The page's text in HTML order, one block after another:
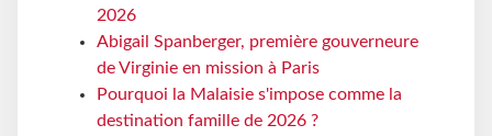
2026
Abigail Spanberger, première gouverneure
de Virginie en mission à Paris
Pourquoi la Malaisie s'impose comme la
destination famille de 2026 ?